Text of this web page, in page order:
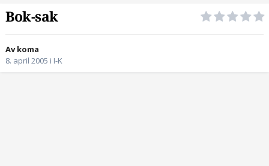
Bok-sak
Av koma
8. april 2005 i I-K